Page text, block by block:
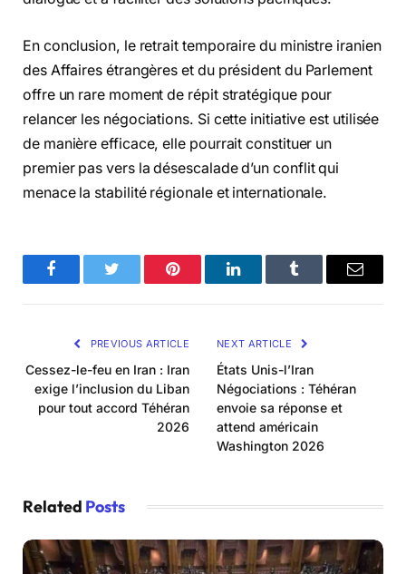
En conclusion, le retrait temporaire du ministre iranien
des Affaires étrangères et du président du Parlement
offre un rare moment de répit stratégique pour
relancer les négociations. Si cette initiative est utilisée
de manière efficace, elle pourrait constituer un
premier pas vers la désescalade d’un conflit qui
menace la stabilité régionale et internationale.
FacebookTwitter Pinterest LinkedInTumblr Email
PREVIOUS ARTICLE
Cessez-le-feu en Iran : Iran
exige l’inclusion du Liban
pour tout accord Téhéran
2026
NEXT ARTICLE
États Unis-l’Iran
Négociations : Téhéran
envoie sa réponse et
attend américain
Washington 2026
Related Posts